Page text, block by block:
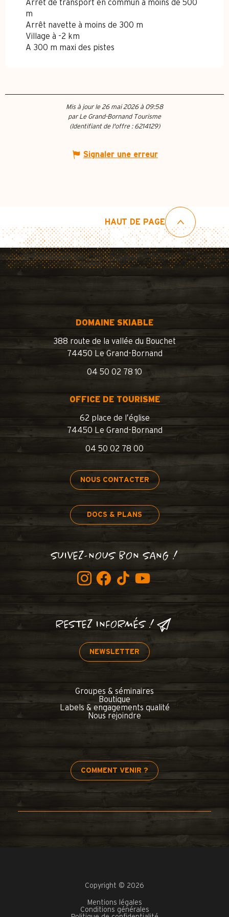
Arrêt de transport en commun à moins de 500
m
Arrêt navette à moins de 300 m
Village à -2 km
A 300 m maxi des pistes
Mis à jour le 26 mai 2026 à 09:58
par Le Grand-Bornand Tourisme
(Identifiant de l'offre : 6214129)
Signaler une erreur
HAUT DE PAGE
DOMAINE SKIABLE
388 route de la vallée du Bouchet
74450 Le Grand-Bornand
04 50 02 78 10
OFFICE DE TOURISME
62 place de l’église
74450 Le Grand-Bornand
04 50 02 78 00
NOUS CONTACTER
DOCS & PLANS
SUIVEZ-NOUS BON SANG !
RESTEZ INFORMÉS !
NEWSLETTER
Groupes & séminaires
Boutique
Labels & engagements qualité
Nous rejoindre
COMMENT VENIR ?
Copyright © 2026
Mentions légales
Conditions générales